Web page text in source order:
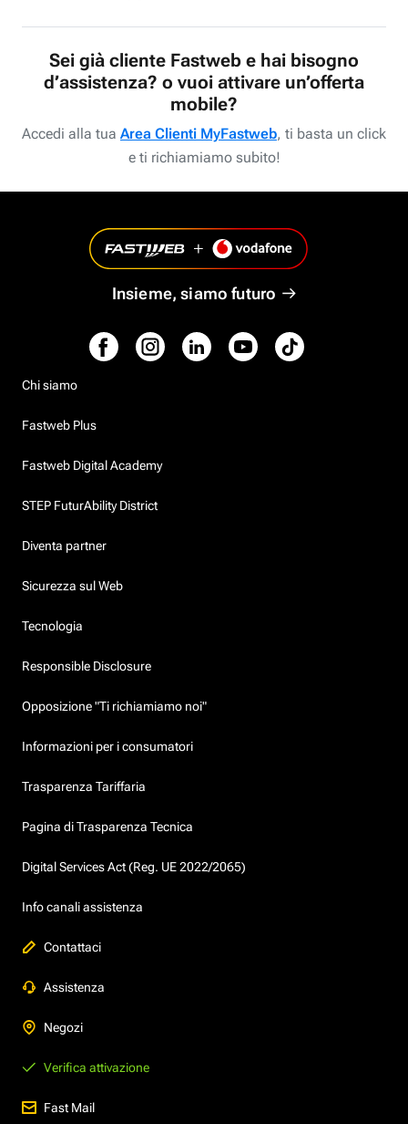
Sei già cliente Fastweb e hai bisogno
d’assistenza? o vuoi attivare un’offerta
mobile?
Accedi alla tua Area Clienti MyFastweb, ti basta un click
e ti richiamiamo subito!
Insieme, siamo futuro
Chi siamo
Fastweb Plus
Fastweb Digital Academy
STEP FuturAbility District
Diventa partner
Sicurezza sul Web
Tecnologia
Responsible Disclosure
Opposizione "Ti richiamiamo noi"
Informazioni per i consumatori
Trasparenza Tariffaria
Pagina di Trasparenza Tecnica
Digital Services Act (Reg. UE 2022/2065)
Info canali assistenza
Contattaci
Assistenza
Negozi
Verifica attivazione
Fast Mail